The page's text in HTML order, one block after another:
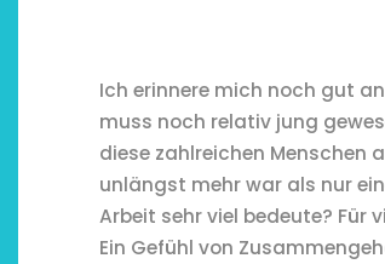
Ich erinnere mich noch gut
muss noch relativ jung
diese zahlreichen Menschen
unlängst mehr war als nur
Arbeit sehr viel bedeute? Für
Ein Gefühl von